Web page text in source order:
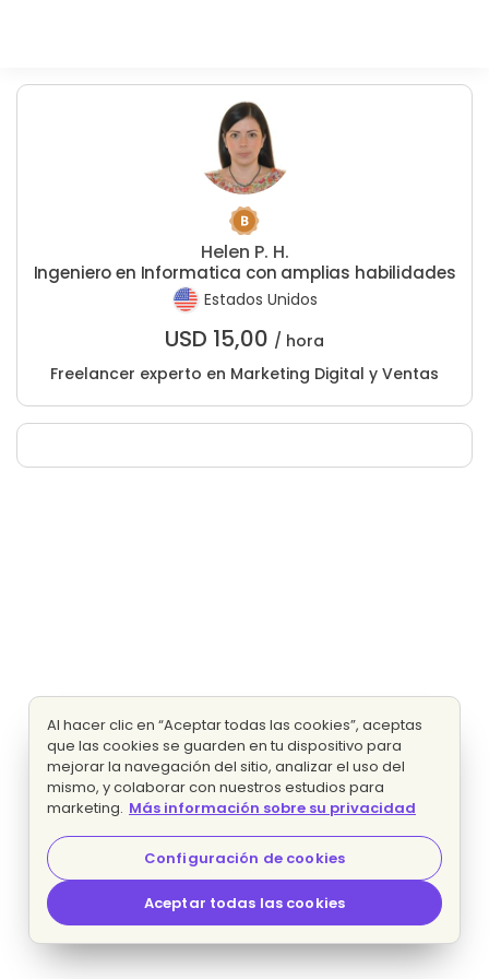
Helen P. H.
Ingeniero en Informatica con amplias habilidades
Estados Unidos
USD 15,00 / hora
Freelancer experto en Marketing Digital y Ventas
Al hacer clic en “Aceptar todas las cookies”, aceptas
que las cookies se guarden en tu dispositivo para
mejorar la navegación del sitio, analizar el uso del
mismo, y colaborar con nuestros estudios para
marketing. Más información sobre su privacidad
Configuración de cookies
Aceptar todas las cookies